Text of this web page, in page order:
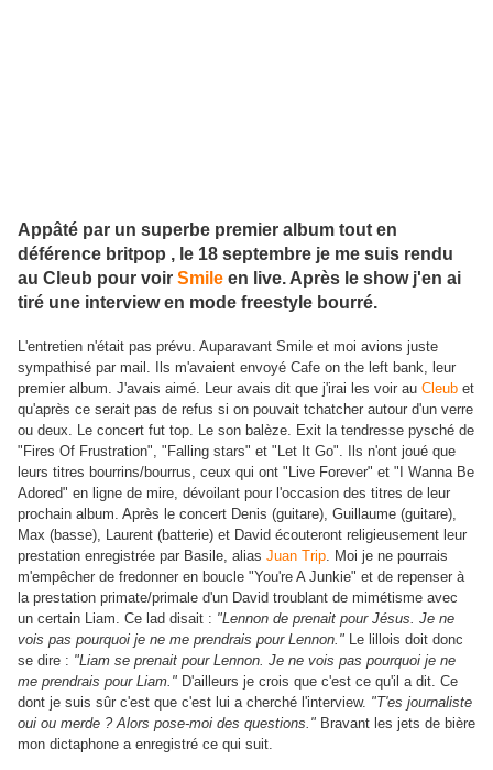
Appâté par un superbe premier album tout en
déférence britpop , le 18 septembre je me suis rendu
au Cleub pour voir Smile en live. Après le show j'en ai
tiré une interview en mode freestyle bourré.
L'entretien n'était pas prévu. Auparavant Smile et moi avions juste
sympathisé par mail. Ils m'avaient envoyé Cafe on the left bank, leur
premier album. J'avais aimé. Leur avais dit que j'irai les voir au Cleub et
qu'après ce serait pas de refus si on pouvait tchatcher autour d'un verre
ou deux. Le concert fut top. Le son balèze. Exit la tendresse pysché de
"Fires Of Frustration", "Falling stars" et "Let It Go". Ils n'ont joué que
leurs titres bourrins/bourrus, ceux qui ont "Live Forever" et "I Wanna Be
Adored" en ligne de mire, dévoilant pour l'occasion des titres de leur
prochain album. Après le concert Denis (guitare), Guillaume (guitare),
Max (basse), Laurent (batterie) et David écouteront religieusement leur
prestation enregistrée par Basile, alias Juan Trip. Moi je ne pourrais
m'empêcher de fredonner en boucle "You're A Junkie" et de repenser à
la prestation primate/primale d'un David troublant de mimétisme avec
un certain Liam. Ce lad disait : "Lennon de prenait pour Jésus. Je ne
vois pas pourquoi je ne me prendrais pour Lennon." Le lillois doit donc
se dire : "Liam se prenait pour Lennon. Je ne vois pas pourquoi je ne
me prendrais pour Liam." D'ailleurs je crois que c'est ce qu'il a dit. Ce
dont je suis sûr c'est que c'est lui a cherché l'interview. "T'es journaliste
oui ou merde ? Alors pose-moi des questions." Bravant les jets de bière
mon dictaphone a enregistré ce qui suit.